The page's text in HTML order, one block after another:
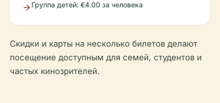
Группа детей: €4.00 за человека
Скидки и карты на несколько билетов делают
посещение доступным для семей, студентов и
частых кинозрителей.